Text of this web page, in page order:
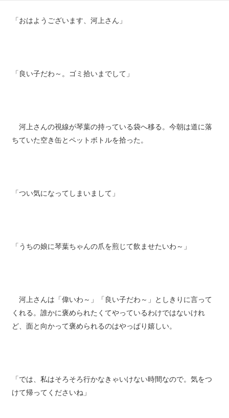
「おはようございます、河上さん」
「良い子だわ～。ゴミ拾いまでして」
河上さんの視線が琴葉の持っている袋へ移る。今朝は道に落
ちていた空き缶とペットボトルを拾った。
「つい気になってしまいまして」
「うちの娘に琴葉ちゃんの爪を煎じて飲ませたいわ～」
河上さんは「偉いわ～」「良い子だわ～」としきりに言って
くれる。誰かに褒められたくてやっているわけではないけれ
ど、面と向かって褒められるのはやっぱり嬉しい。
「では、私はそろそろ行かなきゃいけない時間なので。気をつ
けて帰ってくださいね」